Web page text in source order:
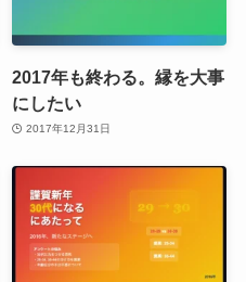
2017年も終わる。縁を大事
にしたい
2017年12月31日